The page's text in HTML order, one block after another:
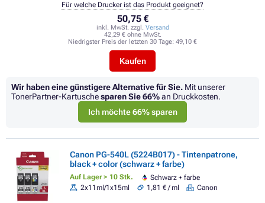
50,75 €
inkl. MwSt. zzgl. Versand
42,29 € ohne MwSt.
Niedrigster Preis der letzten 30 Tage: 49,10 €
Kaufen
Für welche Drucker ist das Produkt geeignet?
Wir haben eine günstigere Alternative für Sie. Mit unserer
TonerPartner-Kartuschesparen Sie66%an Druckkosten.
Ich möchte 66% sparen
Canon PG-540L (5224B017) - Tintenpatrone,
black + color (schwarz + farbe)
Auf Lager > 10 Stk.
Schwarz + farbe
2x11ml/1x15ml
1,81 € / ml Canon